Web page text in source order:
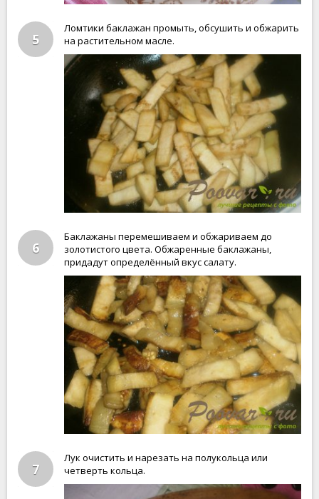
5
Ломтики баклажан промыть, обсушить и обжарить
на растительном масле.
6
Баклажаны перемешиваем и обжариваем до
золотистого цвета. Обжаренные баклажаны,
придадут определённый вкус салату.
7
Лук очистить и нарезать на полукольца или
четверть кольца.